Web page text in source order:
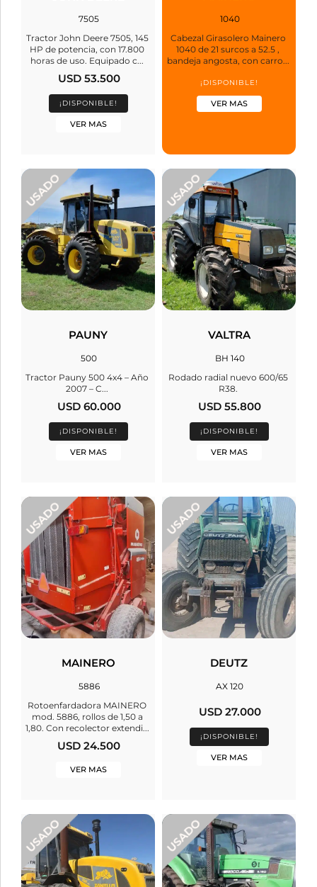
7505
Tractor John Deere 7505, 145
HP de potencia, con 17.800
horas de uso. Equipado c...
USD 53.500
¡DISPONIBLE!
VER MAS
1040
Cabezal Girasolero Mainero
1040 de 21 surcos a 52.5 ,
bandeja angosta, con carro...
¡DISPONIBLE!
VER MAS
PAUNY
500
Tractor Pauny 500 4x4 – Año
2007 – C...
USD 60.000
¡DISPONIBLE!
VER MAS
VALTRA
BH 140
Rodado radial nuevo 600/65
R38.
USD 55.800
¡DISPONIBLE!
VER MAS
MAINERO
5886
Rotoenfardadora MAINERO
mod. 5886, rollos de 1,50 a
1,80. Con recolector extendi...
USD 24.500
VER MAS
DEUTZ
AX 120
USD 27.000
¡DISPONIBLE!
VER MAS